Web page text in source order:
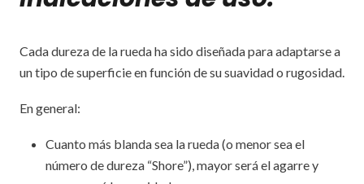
Cada dureza de la rueda ha sido diseñada para adaptarse a
un tipo de superficie en función de su suavidad o rugosidad.
En general:
Cuanto más blanda sea la rueda (o menor sea el
número de dureza “Shore”), mayor será el agarre y